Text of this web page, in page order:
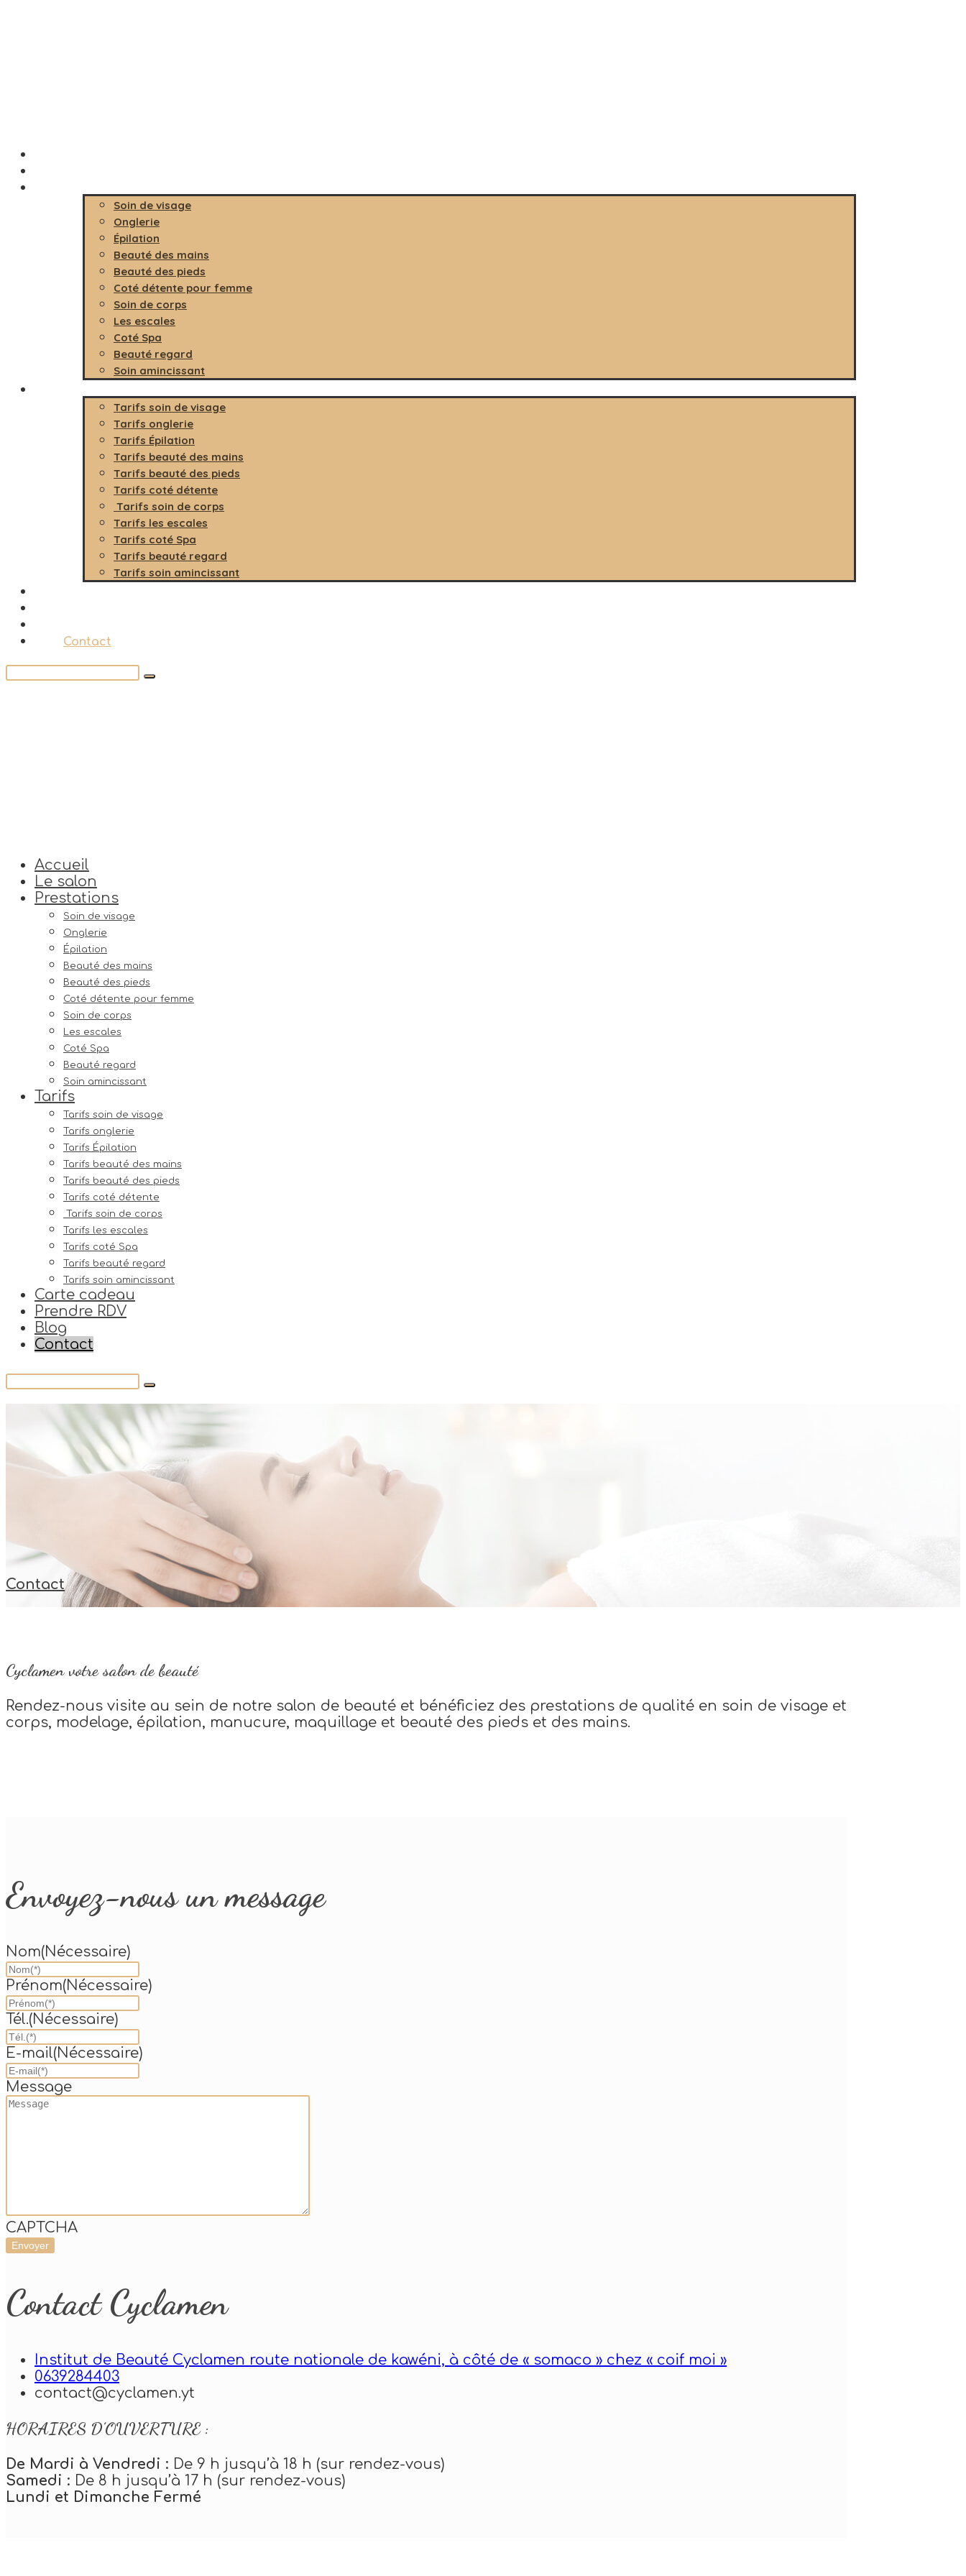
Soin de visage
Onglerie
Épilation
Beauté des mains
Beauté des pieds
Coté détente pour femme
Soin de corps
Les escales
Coté Spa
Beauté regard
Soin amincissant
Tarifs soin de visage
Tarifs onglerie
Tarifs Épilation
Tarifs beauté des mains
Tarifs beauté des pieds
Tarifs coté détente
Tarifs soin de corps
Tarifs les escales
Tarifs coté Spa
Tarifs beauté regard
Tarifs soin amincissant
Contact
Accueil
Le salon
Prestations
Soin de visage
Onglerie
Épilation
Beauté des mains
Beauté des pieds
Coté détente pour femme
Soin de corps
Les escales
Coté Spa
Beauté regard
Soin amincissant
Tarifs
Tarifs soin de visage
Tarifs onglerie
Tarifs Épilation
Tarifs beauté des mains
Tarifs beauté des pieds
Tarifs coté détente
Tarifs soin de corps
Tarifs les escales
Tarifs coté Spa
Tarifs beauté regard
Tarifs soin amincissant
Carte cadeau
Prendre RDV
Blog
Contact
Contact
Cyclamen votre salon de beauté
Rendez-nous visite au sein de notre salon de beauté et bénéficiez des prestations de qualité en soin de visage et
corps, modelage, épilation, manucure, maquillage et beauté des pieds et des mains.
Envoyez-nous un message
Nom(Nécessaire)
Prénom(Nécessaire)
Tél.(Nécessaire)
E-mail(Nécessaire)
Message
CAPTCHA
Contact Cyclamen
Institut de Beauté Cyclamen route nationale de kawéni, à côté de « somaco » chez « coif moi »
0639284403
contact@cyclamen.yt
HORAIRES D’OUVERTURE :
De Mardi à Vendredi : De 9 h jusqu’à 18 h (sur rendez-vous)
Samedi : De 8 h jusqu’à 17 h (sur rendez-vous)
Lundi et Dimanche Fermé